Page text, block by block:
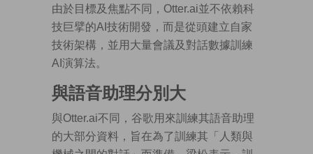
由於目標及焦點不同，Otter.ai並不依賴科
技巨擘的AI技術開發，而是從頭建立自家
技術架構，並用大量會議及對話數據訓練
AI演算法。
與語音助理分別大
與Otter.ai不同，谷歌用來訓練其語音助理
的大部分資料，旨在為了訓練其「人類與